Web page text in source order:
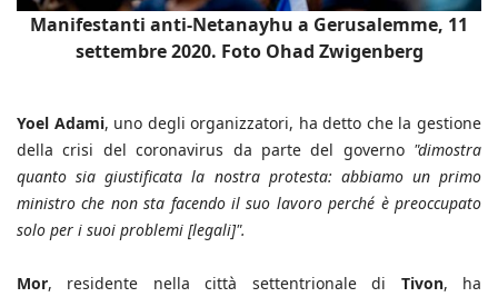
Manifestanti anti-Netanayhu a Gerusalemme, 11
settembre 2020. Foto Ohad Zwigenberg
Yoel Adami, uno degli organizzatori, ha detto che la gestione
della crisi del coronavirus da parte del governo"dimostra
quanto sia giustificata la nostra protesta: abbiamo un primo
ministro che non sta facendo il suo lavoro perché è preoccupato
solo per i suoi problemi [legali]".
Mor, residente nella città settentrionale di Tivon, ha